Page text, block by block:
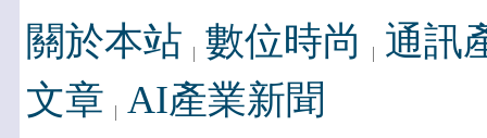
關於本站 數位時尚
通訊
文章 AI產業新聞